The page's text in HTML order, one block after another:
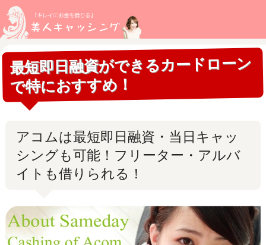
最短即日融資ができるカードローン
で特におすすめ！
アコムは最短即日融資・当日キャッ
シングも可能！フリーター・アルバ
イトも借りられる！